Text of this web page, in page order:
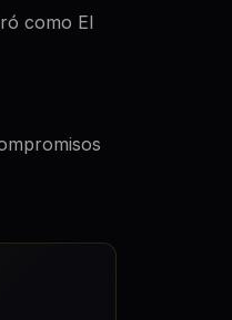
como El